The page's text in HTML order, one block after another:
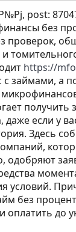
post:
без
проверок,
https://
с займами, а
получить
даже если у
Здесь
одобряют
условий.
без
оплатить до